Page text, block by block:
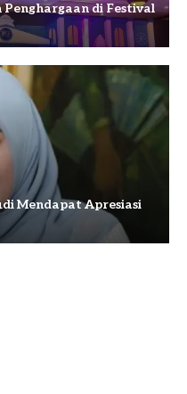
Penghargaan di Festival
Mendapat Apresiasi